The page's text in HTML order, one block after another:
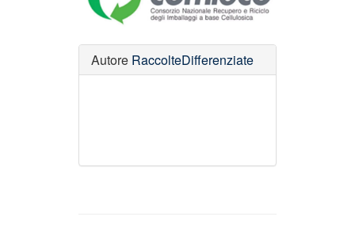
Autore RaccolteDifferenziate